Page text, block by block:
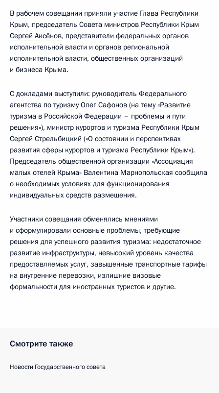
В рабочем совещании приняли участие Глава Республики
Крым, председатель Совета министров Республики Крым
Сергей Аксёнов, представители федеральных органов
исполнительной власти и органов региональной
исполнительной власти, общественных организаций
и бизнеса Крыма.
С докладами выступили: руководитель Федерального
агентства по туризму Олег Сафонов (на тему «Развитие
туризма в Российской Федерации – проблемы и пути
решения»), министр курортов и туризма Республики Крым
Сергей Стрельбицкий («О состоянии и перспективах
развития сферы курортов и туризма Республики Крым»).
Председатель общественной организации «Ассоциация
малых отелей Крыма» Валентина Марнопольская сообщила
о необходимых условиях для функционирования
индивидуальных средств размещения.
Участники совещания обменялись мнениями
и сформулировали основные проблемы, требующие
решения для успешного развития туризма: недостаточное
развитие инфраструктуры, невысокий уровень качества
предоставляемых услуг, завышенные транспортные тарифы
на внутренние перевозки, излишние визовые
формальности для иностранных туристов и другие.
Смотрите также
Новости Государственного совета